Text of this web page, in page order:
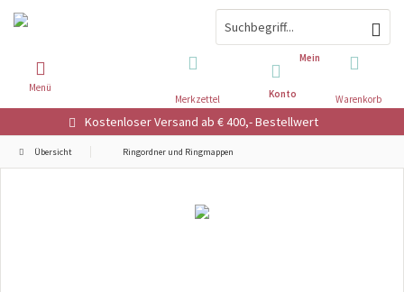
Kostenloser Versand ab € 400,- Bestellwert
Warenkorb
Merkzettel
Mein
Konto
Menü
Übersicht Ringordner und Ringmappen